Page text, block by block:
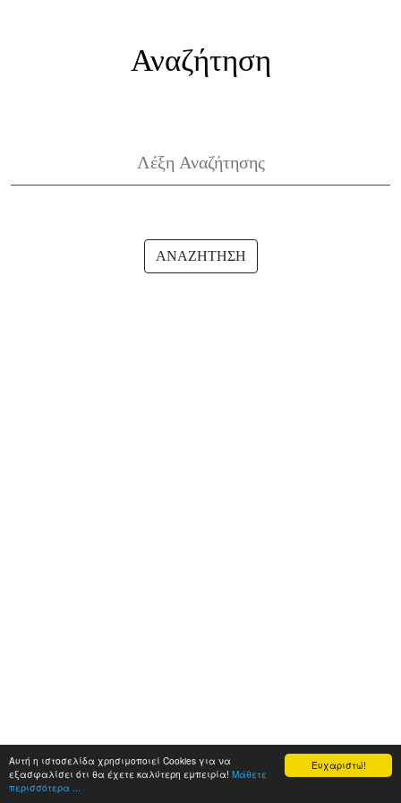
Ευχαριστώ!
Αυτή η ιστοσελίδα χρησιμοποιεί Cookies για να
εξασφαλίσει ότι θα έχετε καλύτερη εμπειρία! Μάθετε
περισσότερα ...
Αναζήτηση
ΑΝΑΖΗΤΗΣΗ